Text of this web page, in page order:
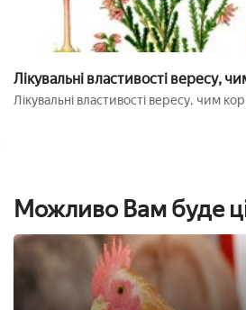
Лікувальні властивості вересу,
Лікувальні властивості вересу, чим
Можливо Вам буде